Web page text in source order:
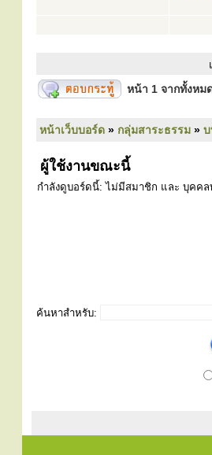
หน้า 1 จากทั้งหม
หน้าเว็บบอร์ด » กลุ่มสาระธรรม » บ
ผู้ใช้งานขณะนี้
กำลังดูบอร์ดนี้: ไม่มีสมาชิก และ บุคคล
ค้นหาสำหรับ: